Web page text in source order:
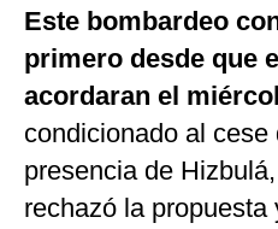
Este bombardeo
primero desde que
acordaran el
condicionado al
presencia de
rechazó la